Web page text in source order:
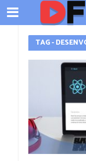
TAG -